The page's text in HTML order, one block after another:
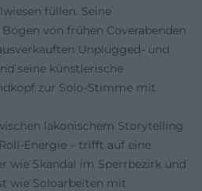
füllen. Seine
von frühen Coverabenden
Unplugged- und
seine künstlerische
zur Solo-Stimme mit
lakonischem Storytelling
Energie – trifft auf eine
wie Skandal im Sperrbezirk und
wie Soloarbeiten mit